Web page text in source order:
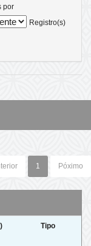
por
Registro(s)
1 Póximo
Tipo